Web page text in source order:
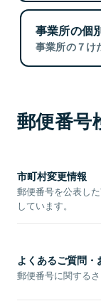
事業所の個
事業所の７け
郵便番号
市町村変更情報
郵便番号を公表し
しています。
よくあるご質問・
郵便番号に関する